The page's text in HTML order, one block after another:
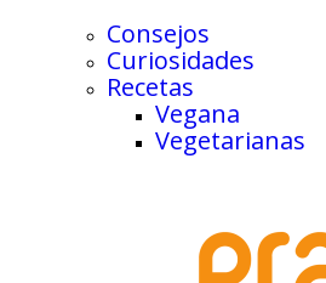
Consejos
Curiosidades
Recetas
Vegana
Vegetarianas